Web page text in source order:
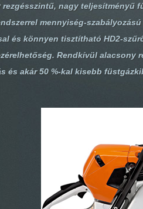
rezgésszintű, nagy teljesítményű
mennyiség-
és könnyen tisztítható HD2-
Rendkívül alacsony
és akár 50 %-kal kisebb